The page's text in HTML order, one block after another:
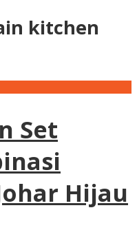
kitchen
Set
Hijau